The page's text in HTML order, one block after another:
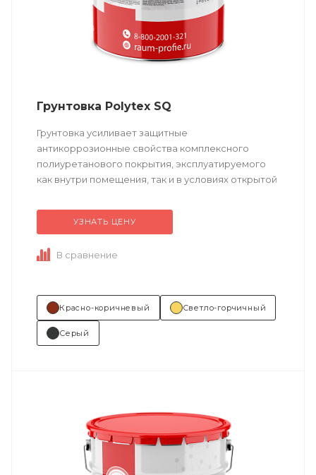
Грунтовка Polytex SQ
Грунтовка усиливает защитные
антикоррозионные свойства комплексного
полиуретанового покрытия, эксплуатируемого
как внутри помещения, так и в условиях открытой
защиту от коррозии ...
УЗНАТЬ ЦЕНУ
В сравнение
Красно-коричневый Светло-горчичный
Серый